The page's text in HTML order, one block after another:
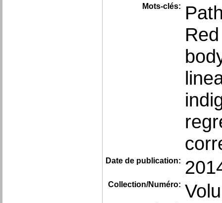
Mots-clés:
Date de publication:
Collection/Numéro: